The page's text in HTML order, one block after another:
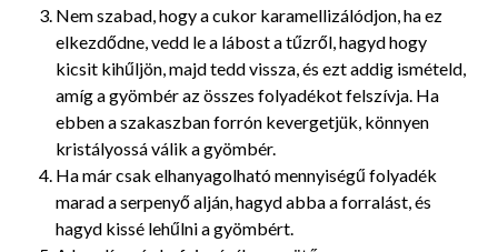
Nem szabad, hogy a cukor karamellizálódjon, ha ez
elkezdődne, vedd le a lábost a tűzről, hagyd hogy
kicsit kihűljön, majd tedd vissza, és ezt addig ismételd,
amíg a gyömbér az összes folyadékot felszívja. Ha
ebben a szakaszban forrón kevergetjük, könnyen
kristályossá válik a gyömbér.
Ha már csak elhanyagolható mennyiségű folyadék
marad a serpenyő alján, hagyd abba a forralást, és
hagyd kissé lehűlni a gyömbért.